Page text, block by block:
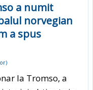
a numit
norvegian
a spus
)
la Tromso, a